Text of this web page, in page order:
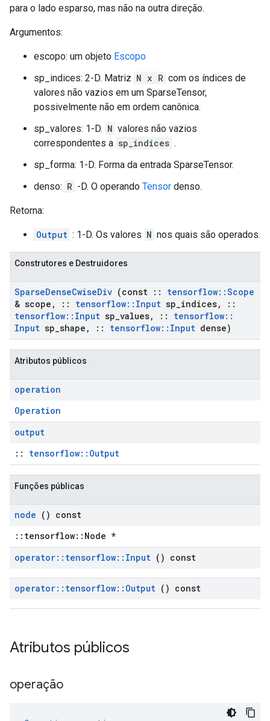
para o lado esparso, mas não na outra direção.
Argumentos:
escopo: um objeto Escopo
sp_indices: 2-D. Matriz N x R com os índices de
valores não vazios em um SparseTensor,
possivelmente não em ordem canônica.
sp_valores: 1-D. N valores não vazios
correspondentes a sp_indices .
sp_forma: 1-D. Forma da entrada SparseTensor.
denso: R -D. O operando Tensor denso.
Retorna:
Output : 1-D. Os valores N nos quais são operados.
Construtores e Destruidores
SparseDenseCwiseDiv (const :: tensorflow::Scope
& scope , :: tensorflow:: Input sp indices,
::
tensorflow:: Input sp values, :: tensorflow::
Input sp shape , :: tensorflow:: Input dense)
Atributos públicos
operation
Operation
output
:: tensorflow::Output
Funções públicas
node () const
::tensorflow::Node *
operator:: tensorflow:: Input () const
operator:: tensorflow:: Output () const
Atributos públicos
operação